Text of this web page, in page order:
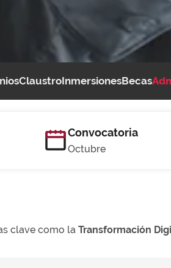
ClaustroInmersionesBecas
Convocatoria
Octubre
clave como la Transformación